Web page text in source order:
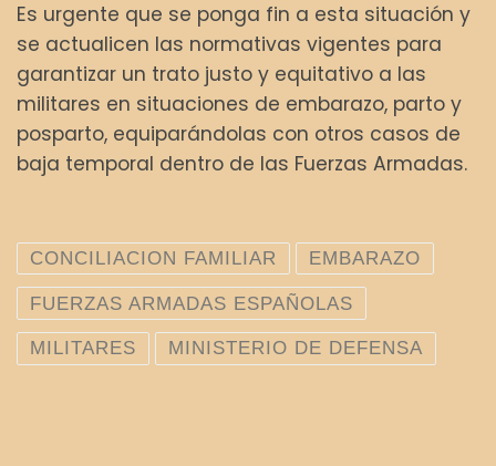
Es urgente que se ponga fin a esta situación y
se actualicen las normativas vigentes para
garantizar un trato justo y equitativo a las
militares en situaciones de embarazo, parto y
posparto, equiparándolas con otros casos de
baja temporal dentro de las Fuerzas Armadas.
CONCILIACION FAMILIAR EMBARAZO
FUERZAS ARMADAS ESPAÑOLAS
MILITARES MINISTERIO DE DEFENSA